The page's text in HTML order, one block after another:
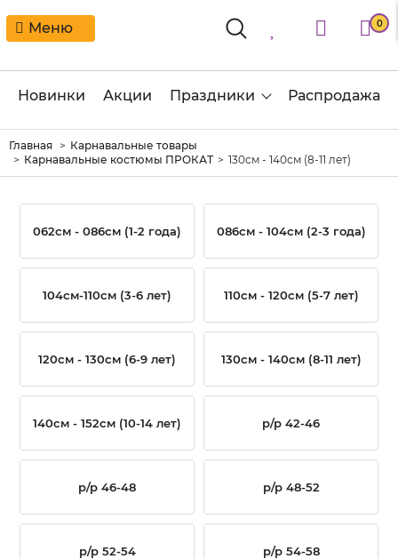
Меню 0
Новинки Акции Праздники Распродажа
Главная
Карнавальные товары
Карнавальные костюмы ПРОКАТ
130см - 140см (8-11 лет)
062см - 086см (1-2 года) 086см - 104см (2-3 года)
104см-110см (3-6 лет) 110см - 120см (5-7 лет)
120см - 130см (6-9 лет) 130см - 140см (8-11 лет)
140см - 152см (10-14 лет) р/р 42-46
р/р 46-48 р/р 48-52
р/р 52-54 р/р 54-58